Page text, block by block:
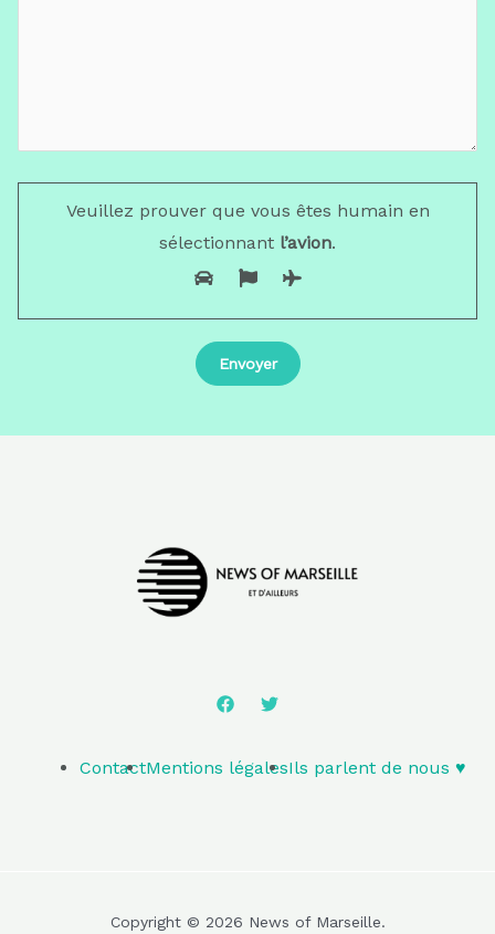
Veuillez prouver que vous êtes humain en
sélectionnant l’avion.
ContactMentions légalesIls parlent de nous ♥️
Copyright © 2026 News of Marseille.